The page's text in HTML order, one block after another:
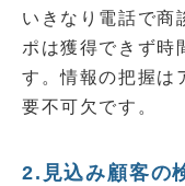
いきなり電話で商
ポは獲得できず時
す。情報の把握は
要不可欠です。
2.見込み顧客の